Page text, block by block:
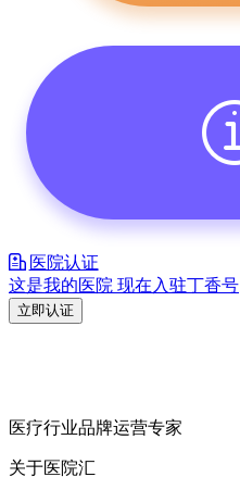
医院认证
这是我的医院 现在入驻丁香号
立即认证
医疗行业品牌运营专家
关于医院汇